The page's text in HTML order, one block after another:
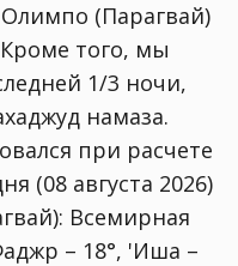
(Парагвай)
того, мы
1/3 ночи,
намаза.
при расчете
(08 августа 2026)
Всемирная
– 18°, 'Иша –